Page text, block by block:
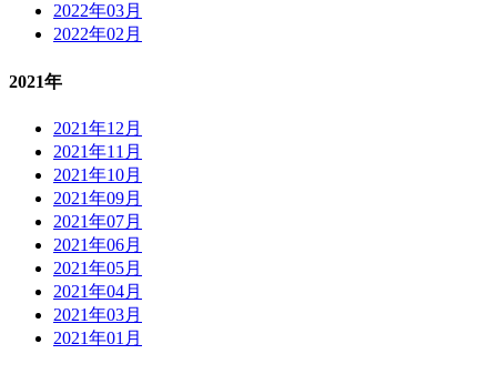
2022年03月
2022年02月
2021年
2021年12月
2021年11月
2021年10月
2021年09月
2021年07月
2021年06月
2021年05月
2021年04月
2021年03月
2021年01月